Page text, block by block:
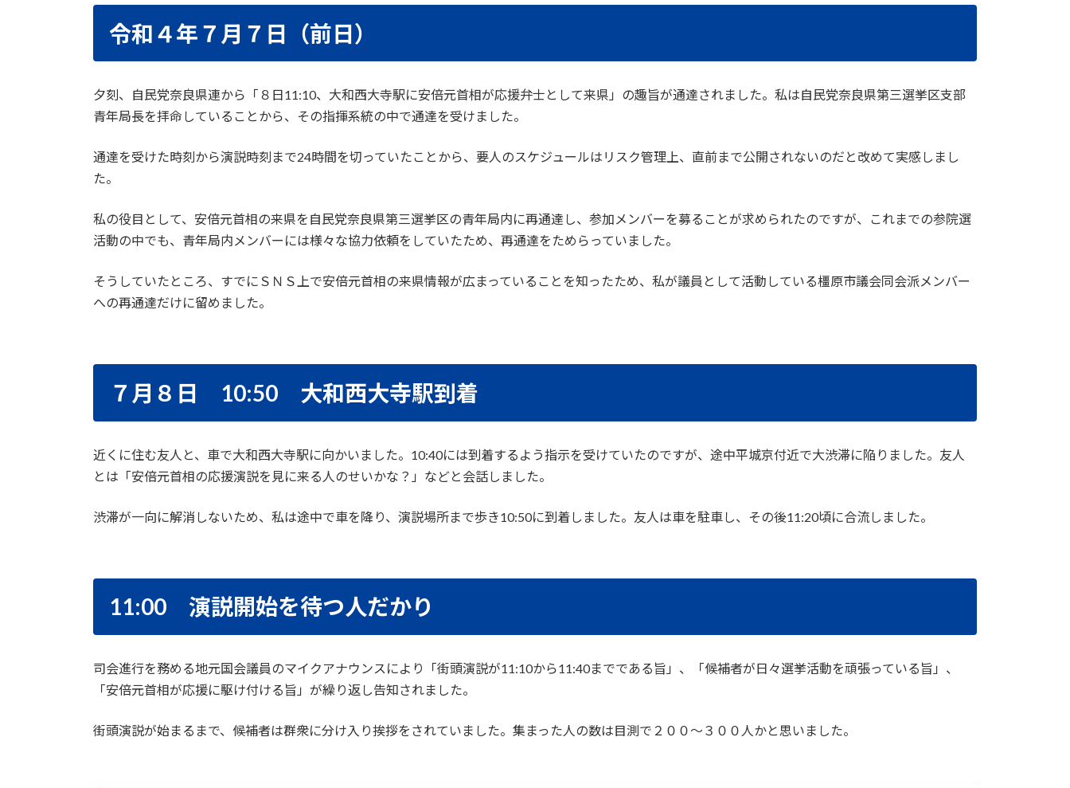
令和４年７月７日（前日）
夕刻、自民党奈良県連から「８日11:10、大和西大寺駅に安倍元首相が応援弁士として来県」の趣旨が通達されました。私は自民党奈良県第三選挙区支部
青年局長を拝命していることから、その指揮系統の中で通達を受けました。
通達を受けた時刻から演説時刻まで24時間を切っていたことから、要人のスケジュールはリスク管理上、直前まで公開されないのだと改めて実感しまし
た。
私の役目として、安倍元首相の来県を自民党奈良県第三選挙区の青年局内に再通達し、参加メンバーを募ることが求められたのですが、これまでの参院選
活動の中でも、青年局内メンバーには様々な協力依頼をしていたため、再通達をためらっていました。
そうしていたところ、すでにＳＮＳ上で安倍元首相の来県情報が広まっていることを知ったため、私が議員として活動している橿原市議会同会派メンバー
への再通達だけに留めました。
７月８日 10:50 大和西大寺駅到着
近くに住む友人と、車で大和西大寺駅に向かいました。10:40には到着するよう指示を受けていたのですが、途中平城京付近で大渋滞に陥りました。友人
とは「安倍元首相の応援演説を見に来る人のせいかな？」などと会話しました。
渋滞が一向に解消しないため、私は途中で車を降り、演説場所まで歩き10:50に到着しました。友人は車を駐車し、その後11:20頃に合流しました。
11:00 演説開始を待つ人だかり
司会進行を務める地元国会議員のマイクアナウンスにより「街頭演説が11:10から11:40までである旨」、「候補者が日々選挙活動を頑張っている旨」、
「安倍元首相が応援に駆け付ける旨」が繰り返し告知されました。
街頭演説が始まるまで、候補者は群衆に分け入り挨拶をされていました。集まった人の数は目測で２００～３００人かと思いました。